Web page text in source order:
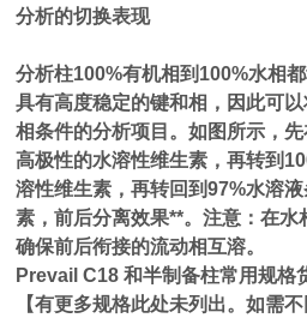
分析的切换表现
分析柱100%有机相到100%水相
具有高度稳定的键和相，因此可
相条件的分析项目。如图所示，
高极性的水溶性维生素，再转到
溶性维生素，再转回到97%水溶
素，前后分离效果**。注意：在
确保前后衔接的流动相互溶。
Prevail C18 和半制备柱常用规格
【有更多规格此处未列出。如需